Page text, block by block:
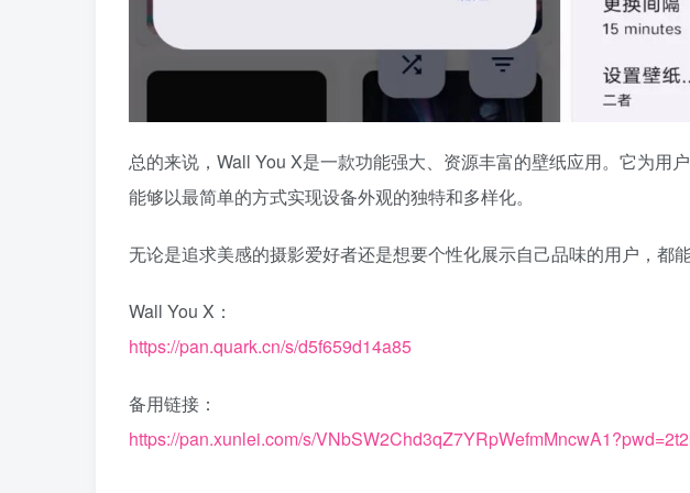
总的来说，Wall You X是一款功能强大、资源丰富的壁纸应用。它为用
能够以最简单的方式实现设备外观的独特和多样化。
无论是追求美感的摄影爱好者还是想要个性化展示自己品味的用户，都
Wall You X：
https://pan.quark.cn/s/d5f659d14a85
备用链接：
https://pan.xunlei.com/s/